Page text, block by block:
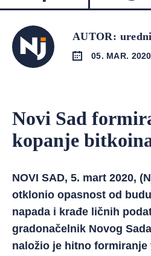
AUTOR:
05. MAR. 2020
Novi Sad
kopanje
NOVI SAD, 5. mart 2020,
otklonio opasnost od
napada i krađe ličnih
gradonačelnik Novog
naložio je hitno formiranje